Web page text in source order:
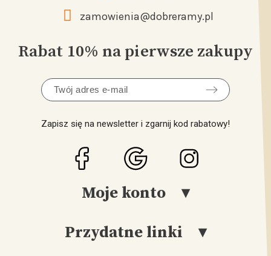
Moje konto
Logowanie
Przydatne linki
zamowienia@dobreramy.pl
Rabat 10% na pierwsze zakupy
Zapisz się na newsletter i zgarnij kod rabatowy!